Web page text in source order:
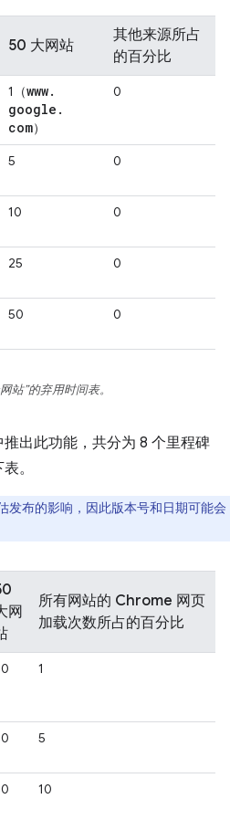
50 大网站
其他来源所占
的百分比
1（www.
google .
com）
0
5 0
10 0
25 0
50 0
站”的弃用时间表。
出此功能，共分为 8 个里程碑
。
发布的影响，因此版本号和日期可能会
网
所有网站的 Chrome 网页
加载次数所占的百分比
1
5
10